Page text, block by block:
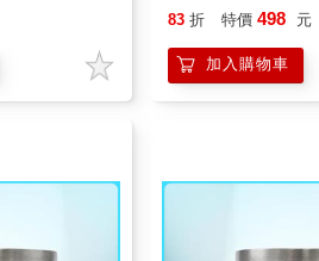
83 折 特價 498 元
加入購物車